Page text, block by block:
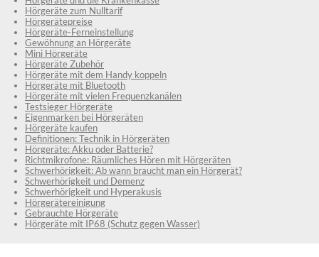
Hörgeräte zum Nulltarif
Hörgerätepreise
Hörgeräte-Ferneinstellung
Gewöhnung an Hörgeräte
Mini Hörgeräte
Hörgeräte Zubehör
Hörgeräte mit dem Handy koppeln
Hörgeräte mit Bluetooth
Hörgeräte mit vielen Frequenzkanälen
Testsieger Hörgeräte
Eigenmarken bei Hörgeräten
Hörgeräte kaufen
Definitionen: Technik in Hörgeräten
Hörgeräte: Akku oder Batterie?
Richtmikrofone: Räumliches Hören mit Hörgeräten
Schwerhörigkeit: Ab wann braucht man ein Hörgerät?
Schwerhörigkeit und Demenz
Schwerhörigkeit und Hyperakusis
Hörgerätereinigung
Gebrauchte Hörgeräte
Hörgeräte mit IP68 (Schutz gegen Wasser)